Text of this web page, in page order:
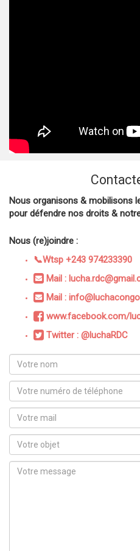
Nous organisons & mobilisons
pour défendre nos droits &
Nous (re)joindre :
📞Wtsp +243 974233390
Mail :
Mail :
www.facebook.com/
Twitter : @luchaRDC